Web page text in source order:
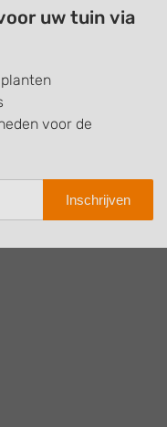
uw tuin via
voor de
Inschrijven